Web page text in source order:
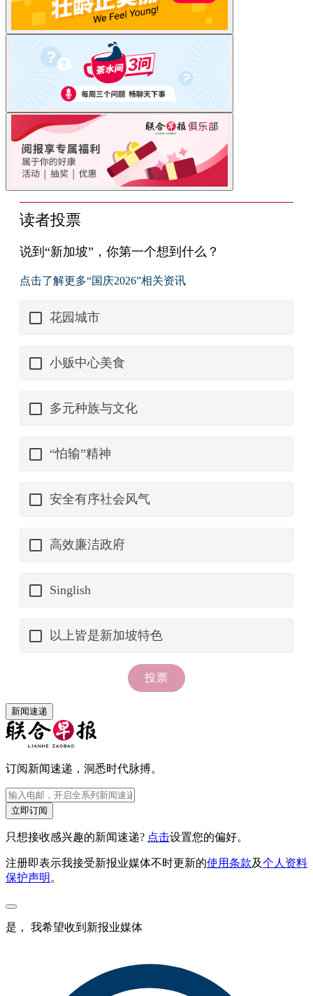
新闻速递
订阅新闻速递，洞悉时代脉搏。
立即订阅
只想接收感兴趣的新闻速递? 点击设置您的偏好。
注册即表示我接受新报业媒体不时更新的使用条款及个人资料
保护声明 。
是， 我希望收到新报业媒体